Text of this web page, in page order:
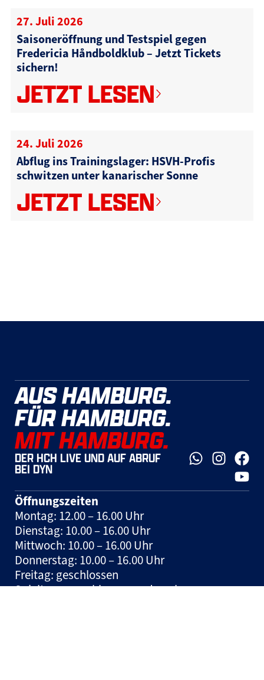
27. Juli 2026
Saisoneröffnung und Testspiel gegen
Fredericia Håndboldklub – Jetzt Tickets
sichern!
JETZT LESEN
24. Juli 2026
Abflug ins Trainingslager: HSVH-Profis
schwitzen unter kanarischer Sonne
JETZT LESEN
AUS HAMBURG.
FÜR HAMBURG.
MIT HAMBURG.
DER HCH LIVE UND AUF ABRUF
BEI DYN
Öffnungszeiten
Montag: 12.00 – 16.00 Uhr
Dienstag: 10.00 – 16.00 Uhr
Mittwoch: 10.00 – 16.00 Uhr
Donnerstag: 10.00 – 16.00 Uhr
Freitag: geschlossen
Spieltage: geschlossen und nach